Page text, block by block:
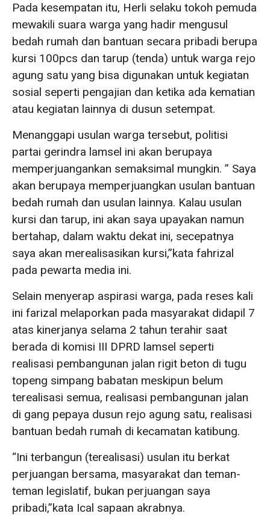
Pada kesempatan itu, Herli selaku tokoh pemuda
mewakili suara warga yang hadir mengusul
bedah rumah dan bantuan secara pribadi berupa
kursi 100pcs dan tarup (tenda) untuk warga rejo
agung satu yang bisa digunakan untuk kegiatan
sosial seperti pengajian dan ketika ada kematian
atau kegiatan lainnya di dusun setempat.
Menanggapi usulan warga tersebut, politisi
partai gerindra lamsel ini akan berupaya
memperjuangankan semaksimal mungkin. ” Saya
akan berupaya memperjuangkan usulan bantuan
bedah rumah dan usulan lainnya. Kalau usulan
kursi dan tarup, ini akan saya upayakan namun
bertahap, dalam waktu dekat ini, secepatnya
saya akan merealisasikan kursi,”kata fahrizal
pada pewarta media ini.
Selain menyerap aspirasi warga, pada reses kali
ini farizal melaporkan pada masyarakat didapil 7
atas kinerjanya selama 2 tahun terahir saat
berada di komisi III DPRD lamsel seperti
realisasi pembangunan jalan rigit beton di tugu
topeng simpang babatan meskipun belum
terealisasi semua, realisasi pembangunan jalan
di gang pepaya dusun rejo agung satu, realisasi
bantuan bedah rumah di kecamatan katibung.
“Ini terbangun (terealisasi) usulan itu berkat
perjuangan bersama, masyarakat dan teman-
teman legislatif, bukan perjuangan saya
pribadi,”kata Ical sapaan akrabnya.